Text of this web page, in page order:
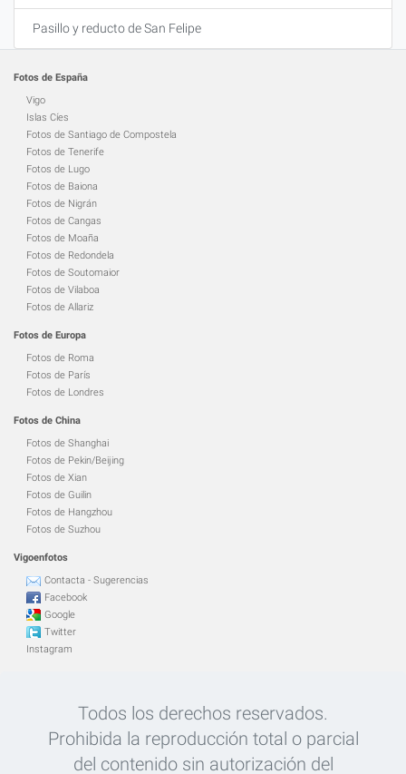
Pasillo y reducto de San Felipe
Fotos de España
Vigo
Islas Cíes
Fotos de Santiago de Compostela
Fotos de Tenerife
Fotos de Lugo
Fotos de Baiona
Fotos de Nigrán
Fotos de Cangas
Fotos de Moaña
Fotos de Redondela
Fotos de Soutomaior
Fotos de Vilaboa
Fotos de Allariz
Fotos de Europa
Fotos de Roma
Fotos de París
Fotos de Londres
Fotos de China
Fotos de Shanghai
Fotos de Pekin/Beijing
Fotos de Xian
Fotos de Guilin
Fotos de Hangzhou
Fotos de Suzhou
Vigoenfotos
Contacta - Sugerencias
Facebook
Google
Twitter
Instagram
Todos los derechos reservados.
Prohibida la reproducción total o parcial
del contenido sin autorización del